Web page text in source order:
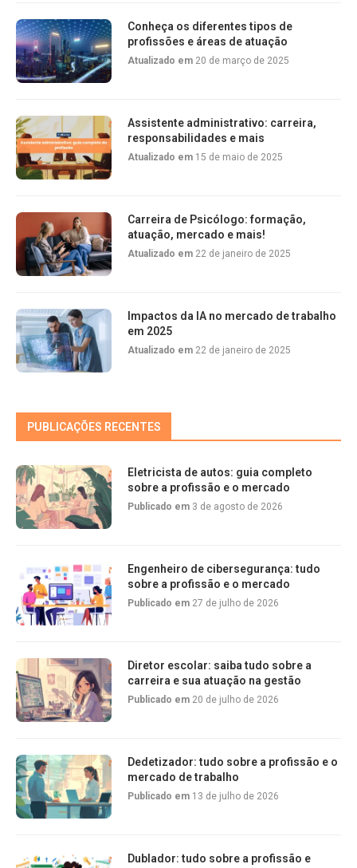
Conheça os diferentes tipos de
profissões e áreas de atuação
Atualizado em 20 de março de 2025
Assistente administrativo: carreira,
responsabilidades e mais
Atualizado em 15 de maio de 2025
Carreira de Psicólogo: formação,
atuação, mercado e mais!
Atualizado em 22 de janeiro de 2025
Impactos da IA no mercado de trabalho
em 2025
Atualizado em 22 de janeiro de 2025
PUBLICAÇÕES RECENTES
Eletricista de autos: guia completo
sobre a profissão e o mercado
Publicado em 3 de agosto de 2026
Engenheiro de cibersegurança: tudo
sobre a profissão e o mercado
Publicado em 27 de julho de 2026
Diretor escolar: saiba tudo sobre a
carreira e sua atuação na gestão
Publicado em 20 de julho de 2026
Dedetizador: tudo sobre a profissão e o
mercado de trabalho
Publicado em 13 de julho de 2026
Dublador: tudo sobre a profissão e